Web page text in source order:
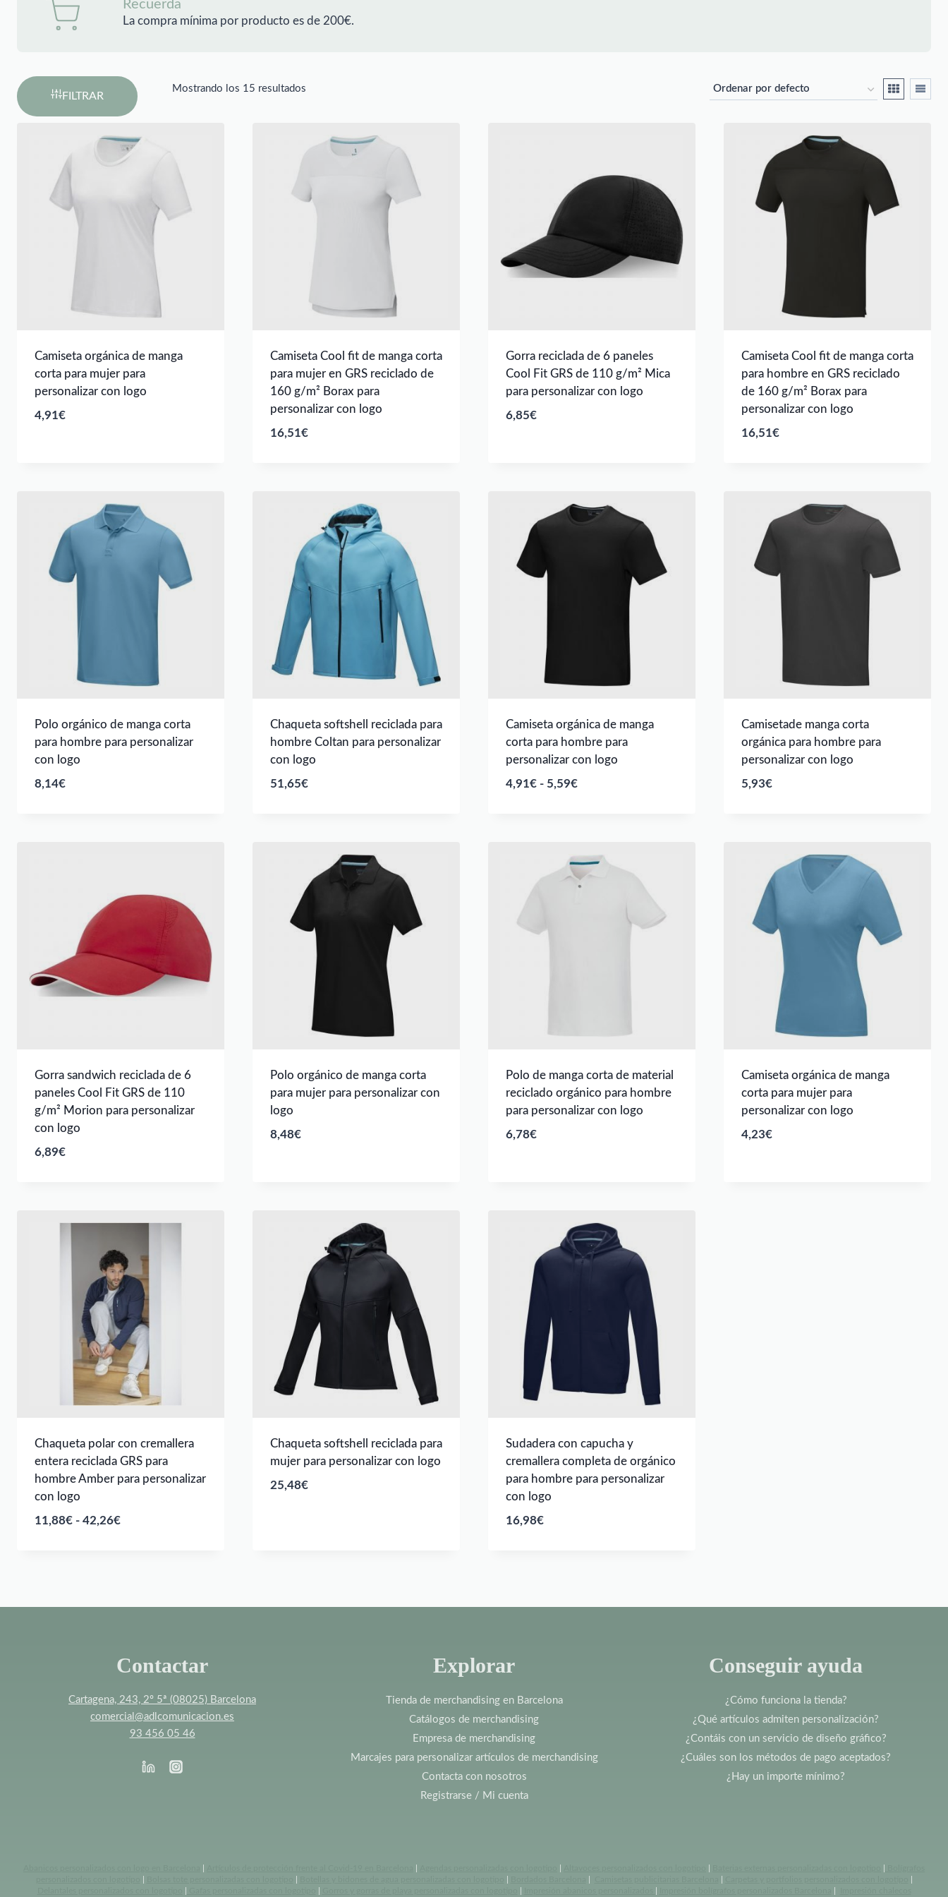
Recuerda
La compra mínima por producto es de 200€.
FILTRAR
Mostrando los 15 resultados
Camiseta orgánica de manga
corta para mujer para
personalizar con logo
4,91€
Camiseta Cool fit de manga corta
para mujer en GRS reciclado de
160 g/m² Borax para
personalizar con logo
16,51€
Gorra reciclada de 6 paneles
Cool Fit GRS de 110 g/m² Mica
para personalizar con logo
6,85€
Camiseta Cool fit de manga corta
para hombre en GRS reciclado
de 160 g/m² Borax para
personalizar con logo
16,51€
Polo orgánico de manga corta
para hombre para personalizar
con logo
8,14€
Chaqueta softshell reciclada para
hombre Coltan para personalizar
con logo
51,65€
Camiseta orgánica de manga
corta para hombre para
personalizar con logo
4,91€ - 5,59€Rango
4,91€
hasta
Camisetade manga corta
orgánica para hombre para
personalizar con logo
5,93€
Gorra sandwich reciclada de 6
paneles Cool Fit GRS de 110
g/m² Morion para personalizar
con logo
6,89€
Polo orgánico de manga corta
para mujer para personalizar con
logo
8,48€
Polo de manga corta de material
reciclado orgánico para hombre
para personalizar con logo
6,78€
Camiseta orgánica de manga
corta para mujer para
personalizar con logo
4,23€
Chaqueta polar con cremallera
entera reciclada GRS para
hombre Amber para personalizar
con logo
11,88€ - 42,26€Rango
Chaqueta softshell reciclada para
mujer para personalizar con logo
25,48€
Sudadera con capucha y
cremallera completa de orgánico
para hombre para personalizar
con logo
16,98€
Contactar
Cartagena, 243, 2º 5ª (08025) Barcelona
comercial@adlcomunicacion.es
93 456 05 46
Explorar
Tienda de merchandising en Barcelona
Catálogos de merchandising
Empresa de merchandising
Marcajes para personalizar artículos de merchandising
Contacta con nosotros
Registrarse / Mi cuenta
Conseguir ayuda
¿Cómo funciona la tienda?
¿Qué artículos admiten personalización?
¿Contáis con un servicio de diseño gráfico?
¿Cuáles son los métodos de pago aceptados?
¿Hay un importe mínimo?